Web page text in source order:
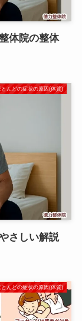
体院の整体
とんどの症状の原因(体質)
さしい解説
とんどの症状の原因(体質)